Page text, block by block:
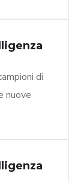
di
nuove